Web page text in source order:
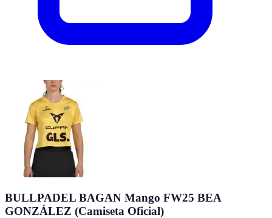
BULLPADEL BAGAN Mango FW25 BEA
GONZÁLEZ (Camiseta Oficial)